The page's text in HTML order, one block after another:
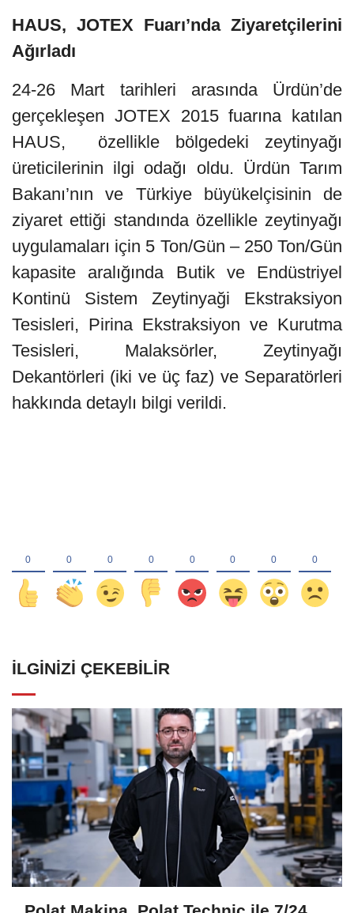
HAUS, JOTEX Fuarı’nda Ziyaretçilerini
Ağırladı
24-26 Mart tarihleri arasında Ürdün’de
gerçekleşen JOTEX 2015 fuarına katılan
HAUS, özellikle bölgedeki zeytinyağı
üreticilerinin ilgi odağı oldu. Ürdün Tarım
Bakanı’nın ve Türkiye büyükelçisinin de
ziyaret ettiği standında özellikle zeytinyağı
uygulamaları için 5 Ton/Gün – 250 Ton/Gün
kapasite aralığında Butik ve Endüstriyel
Kontinü Sistem Zeytinyaği Ekstraksiyon
Tesisleri, Pirina Ekstraksiyon ve Kurutma
Tesisleri, Malaksörler, Zeytinyağı
Dekantörleri (iki ve üç faz) ve Separatörleri
hakkında detaylı bilgi verildi.
İLGINIZI ÇEKEBILIR